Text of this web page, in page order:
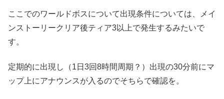
ここでのワールドボスについて出現条件については、メイ
ンストーリークリア後ティア3以上で発生するみたいで
す。
定期的に出現し（1日3回8時間周期？）出現の30分前にマ
ップ上にアナウンスが入るのでそちらで確認を。